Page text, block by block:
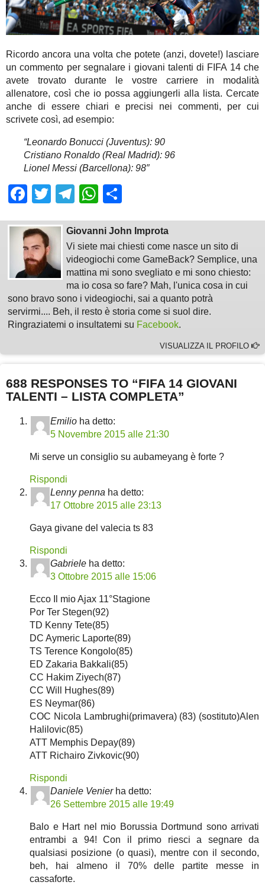
Ricordo ancora una volta che potete (anzi, dovete!) lasciare
un commento per segnalare i giovani talenti di FIFA 14 che
avete trovato durante le vostre carriere in modalità
allenatore, così che io possa aggiungerli alla lista. Cercate
anche di essere chiari e precisi nei commenti, per cui
scrivete così, ad esempio:
“Leonardo Bonucci (Juventus): 90
Cristiano Ronaldo (Real Madrid): 96
Lionel Messi (Barcellona): 98″
Facebook
TwitterTelegram
WhatsApp
Giovanni John Improta
Vi siete mai chiesti come nasce un sito di
videogiochi come GameBack? Semplice, una
mattina mi sono svegliato e mi sono chiesto:
ma io cosa so fare? Mah, l'unica cosa in cui
sono bravo sono i videogiochi, sai a quanto potrà
servirmi.... Beh, il resto è storia come si suol dire.
Ringraziatemi o insultatemi su Facebook.
VISUALIZZA IL PROFILO
688 RESPONSES TO “FIFA 14 GIOVANI
TALENTI – LISTA COMPLETA”
Emilio ha detto:
5 Novembre 2015 alle 21:30
Mi serve un consiglio su aubameyang è forte ?
Rispondi
Lenny penna ha detto:
17 Ottobre 2015 alle 23:13
Gaya givane del valecia ts 83
Rispondi
Gabriele ha detto:
3 Ottobre 2015 alle 15:06
Ecco Il mio Ajax 11°Stagione
Por Ter Stegen(92)
TD Kenny Tete(85)
DC Aymeric Laporte(89)
TS Terence Kongolo(85)
ED Zakaria Bakkali(85)
CC Hakim Ziyech(87)
CC Will Hughes(89)
ES Neymar(86)
COC Nicola Lambrughi(primavera) (83) (sostituto)Alen
Halilovic(85)
ATT Memphis Depay(89)
ATT Richairo Zivkovic(90)
Rispondi
Daniele Venier ha detto:
26 Settembre 2015 alle 19:49
Balo e Hart nel mio Borussia Dortmund sono arrivati
entrambi a 94! Con il primo riesci a segnare da
qualsiasi posizione (o quasi), mentre con il secondo,
beh, hai almeno il 70% delle partite messe in
cassaforte.